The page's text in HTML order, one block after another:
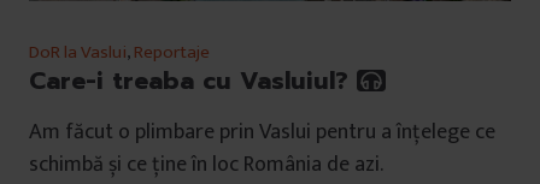
DoR la Vaslui,Reportaje
Care-i treaba cu Vasluiul?
Am făcut o plimbare prin Vaslui pentru a înțelege ce
schimbă și ce ține în loc România de azi.